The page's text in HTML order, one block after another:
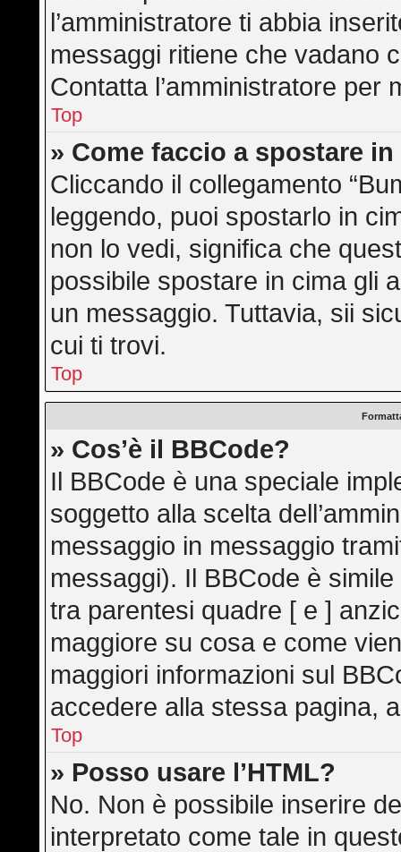
l’amministratore ti abbia
messaggi ritiene che vadano
Contatta l’amministratore per
Top
» Come faccio a spostare
Cliccando il collegamento
leggendo, puoi spostarlo in
non lo vedi, significa che
possibile spostare in cima gli
un messaggio. Tuttavia, sii
cui ti trovi.
Top
» Cos’è il BBCode?
Il BBCode è una speciale
soggetto alla scelta
messaggio in messaggio
messaggi). Il BBCode è
tra parentesi quadre [ e ]
maggiore su cosa e come
maggiori informazioni sul
accedere alla stessa pagina,
Top
» Posso usare l’HTML?
No. Non è possibile inserire
interpretato come tale in